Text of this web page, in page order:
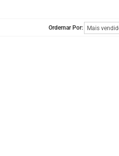
Ordernar Por: